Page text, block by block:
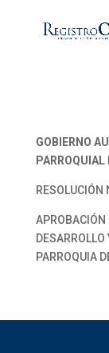
GOBIERNO
RESOLUCIÓN
APROBACIÓN
PARROQUIA